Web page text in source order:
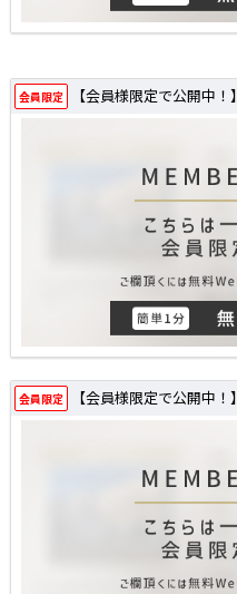
会員限定 【会員様限定で公開中！】
会員限定 【会員様限定で公開中！】